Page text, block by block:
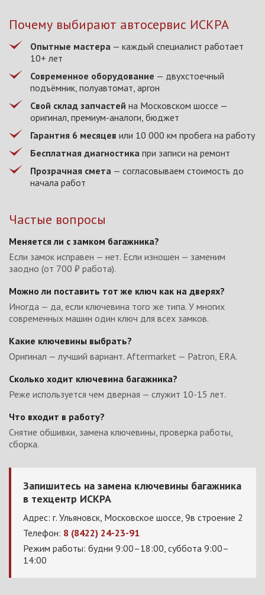
Почему выбирают автосервис ИСКРА
Опытные мастера — каждый специалист работает
10+ лет
Современное оборудование — двухстоечный
подъёмник, полуавтомат, аргон
Свой склад запчастей на Московском шоссе —
оригинал, премиум-аналоги, бюджет
Гарантия 6 месяцев или 10 000 км пробега на работу
Бесплатная диагностика при записи на ремонт
Прозрачная смета — согласовываем стоимость до
начала работ
Частые вопросы
Меняется ли с замком багажника?
Если замок исправен — нет. Если изношен — заменим
заодно (от 700 ₽ работа).
Можно ли поставить тот же ключ как на дверях?
Иногда — да, если ключевина того же типа. У многих
современных машин один ключ для всех замков.
Какие ключевины выбрать?
Оригинал — лучший вариант. Aftermarket — Patron, ERA.
Сколько ходит ключевина багажника?
Реже используется чем дверная — служит 10-15 лет.
Что входит в работу?
Снятие обшивки, замена ключевины, проверка работы,
сборка.
Запишитесь на замена ключевины багажника
в техцентр ИСКРА
Адрес: г. Ульяновск, Московское шоссе, 9в строение 2
Телефон: 8 (8422) 24-23-91
Режим работы: будни 9:00–18:00, суббота 9:00–
14:00